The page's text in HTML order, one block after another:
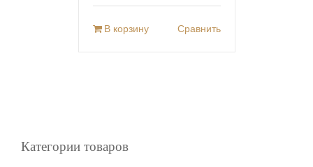
В корзину Сравнить
Категории товаров